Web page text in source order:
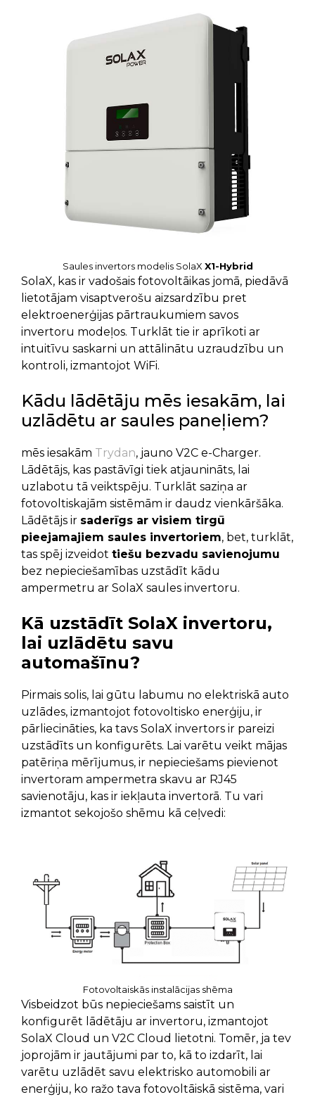
Saules invertors modelis SolaX X1-Hybrid
SolaX, kas ir vadošais fotovoltāikas jomā, piedāvā
lietotājam visaptverošu aizsardzību pret
elektroenerģijas pārtraukumiem savos
invertoru modeļos. Turklāt tie ir aprīkoti ar
intuitīvu saskarni un attālinātu uzraudzību un
kontroli, izmantojot WiFi.
Kādu lādētāju mēs iesakām, lai
uzlādētu ar saules paneļiem?
mēs iesakām Trydan, jauno V2C e-Charger.
Lādētājs, kas pastāvīgi tiek atjaunināts, lai
uzlabotu tā veiktspēju. Turklāt saziņa ar
fotovoltiskajām sistēmām ir daudz vienkāršāka.
Lādētājs ir saderīgs ar visiem tirgū
pieejamajiem saules invertoriem, bet, turklāt,
tas spēj izveidot tiešu bezvadu savienojumu
bez nepieciešamības uzstādīt kādu
ampermetru ar SolaX saules invertoru.
Kā uzstādīt SolaX invertoru,
lai uzlādētu savu
automašīnu?
Pirmais solis, lai gūtu labumu no elektriskā auto
uzlādes, izmantojot fotovoltisko enerģiju, ir
pārliecināties, ka tavs SolaX invertors ir pareizi
uzstādīts un konfigurēts. Lai varētu veikt mājas
patēriņa mērījumus, ir nepieciešams pievienot
invertoram ampermetra skavu ar RJ45
savienotāju, kas ir iekļauta invertorā. Tu vari
izmantot sekojošo shēmu kā ceļvedi:
Fotovoltaiskās instalācijas shēma
Visbeidzot būs nepieciešams saistīt un
konfigurēt lādētāju ar invertoru, izmantojot
SolaX Cloud un V2C Cloud lietotni. Tomēr, ja tev
joprojām ir jautājumi par to, kā to izdarīt, lai
varētu uzlādēt savu elektrisko automobili ar
enerģiju, ko ražo tava fotovoltāiskā sistēma, vari